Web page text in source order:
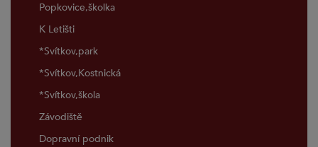
Popkovice,školka
K Letišti
*Svítkov,park
*Svítkov,Kostnická
*Svítkov,škola
Závodiště
Dopravní podnik